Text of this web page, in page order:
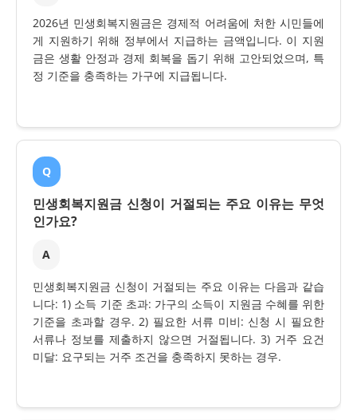
2026년 민생회복지원금은 경제적 어려움에 처한 시민들에
게 지원하기 위해 정부에서 지급하는 금액입니다. 이 지원
금은 생활 안정과 경제 회복을 돕기 위해 고안되었으며, 특
정 기준을 충족하는 가구에 지급됩니다.
Q
민생회복지원금 신청이 거절되는 주요 이유는 무엇
인가요?
A
민생회복지원금 신청이 거절되는 주요 이유는 다음과 같습
니다: 1) 소득 기준 초과: 가구의 소득이 지원금 수혜를 위한
기준을 초과할 경우. 2) 필요한 서류 미비: 신청 시 필요한
서류나 정보를 제출하지 않으면 거절됩니다. 3) 거주 요건
미달: 요구되는 거주 조건을 충족하지 못하는 경우.